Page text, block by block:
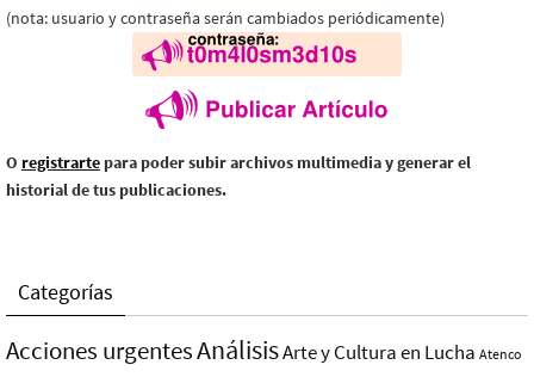
(nota: usuario y contraseña serán cambiados periódicamente)
O registrarte para poder subir archivos multimedia y generar el
historial de tus publicaciones.
Categorías
Acciones urgentesAnálisisArte y Cultura en Lucha Atenco